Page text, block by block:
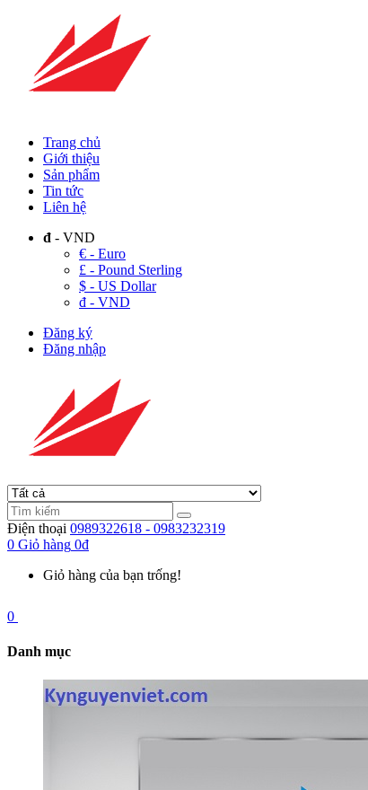
Trang chủ
Giới thiệu
Sản phẩm
Tin tức
Liên hệ
đ - VND
€ - Euro
£ - Pound Sterling
$ - US Dollar
đ - VND
Đăng ký
Đăng nhập
Điện thoại 0989322618 - 0983232319
0 Giỏ hàng 0đ
Giỏ hàng của bạn trống!
0
Danh mục